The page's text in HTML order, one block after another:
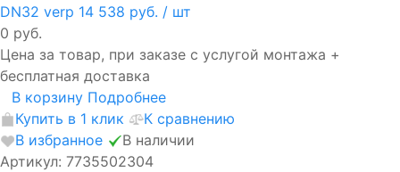
DN32 verp 14 538 руб. / шт
0 руб.
Цена за товар, при заказе с услугой монтажа +
бесплатная доставка
В корзину Подробнее
Купить в 1 клик
К сравнению
В избранное
В наличии
Артикул: 7735502304